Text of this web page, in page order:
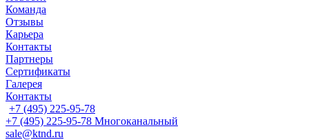
Команда
Отзывы
Карьера
Контакты
Партнеры
Сертификаты
Галерея
Контакты
+7 (495) 225-95-78
+7 (495) 225-95-78 Многоканальный
sale@ktnd.ru